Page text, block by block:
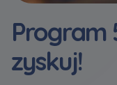
Program
zyskuj!